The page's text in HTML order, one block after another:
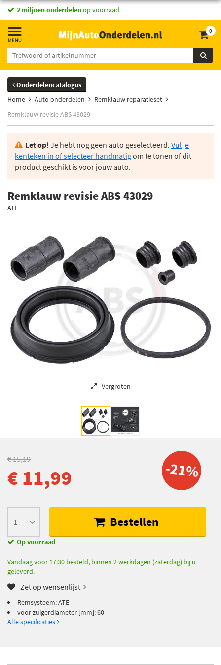
2 miljoen onderdelenop voorraad
0
Onderdelencatalogus
Home
Auto onderdelen
Remklauw reparatieset
Remklauw revisie ABS 43029
Let op! Je hebt nog geen auto geselecteerd. Vul je
kenteken in of selecteer handmatigom te tonen of dit
product geschikt is voor jouw auto.
Remklauw revisie ABS 43029
ATE
Vergroten
-21%
€ 15,19
€ 11,99
Bestellen
Op voorraad
Vandaag voor 17:30 besteld, binnen 2 werkdagen (zaterdag) bij u
geleverd.
Zet op wensenlijst
Remsysteem: ATE
voor zuigerdiameter [mm]: 60
Alle specificaties